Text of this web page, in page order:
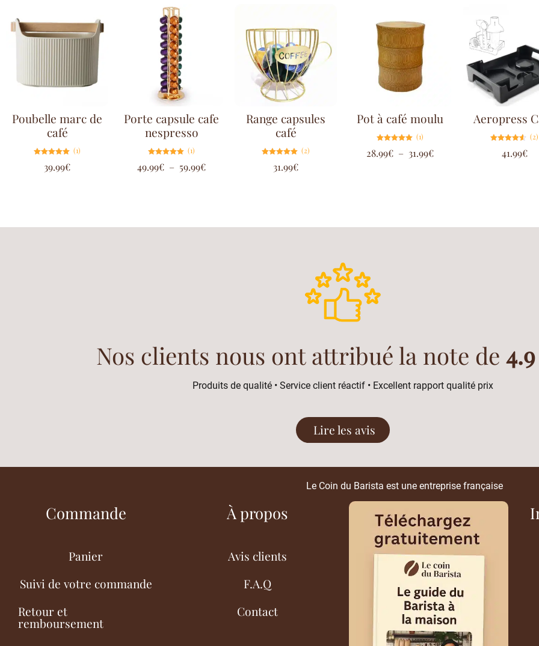
Poubelle marc de
café
5.00
sur 5
(1)
39.99€
Porte capsule cafe
nespresso
5.00
sur 5
(1)
49.99€ – 59.99€
Range capsules
café
5.00
sur 5
(2)
31.99€
Pot à café moulu
5.00
sur 5
(1)
28.99€ – 31.99€
Aeropress
4.50
sur 5
(2)
41.99€
Nos clients nous ont attribué la note de
Produits de qualité • Service client réactif • Excellent rapport qualité prix
Lire les avis
Le Coin du Barista est une entreprise française
Commande
Panier
Suivi de votre commande
Retour et
remboursement
À propos
Avis clients
F.A.Q
Contact